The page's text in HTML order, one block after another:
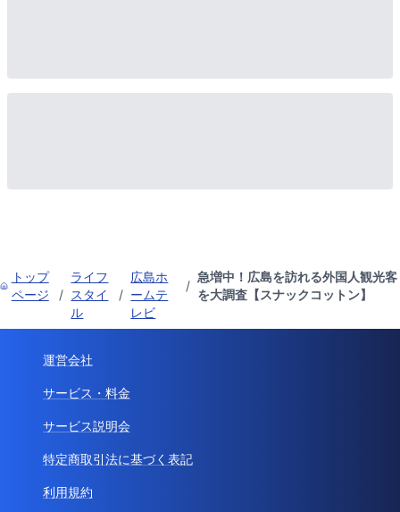
トップ
ページ
/
ライフ
スタイ
ル
/
広島ホ
ームテ
レビ
/
急増中！広島を訪れる外国人観光客
を大調査【スナックコットン】
運営会社
サービス・料金
サービス説明会
特定商取引法に基づく表記
利用規約